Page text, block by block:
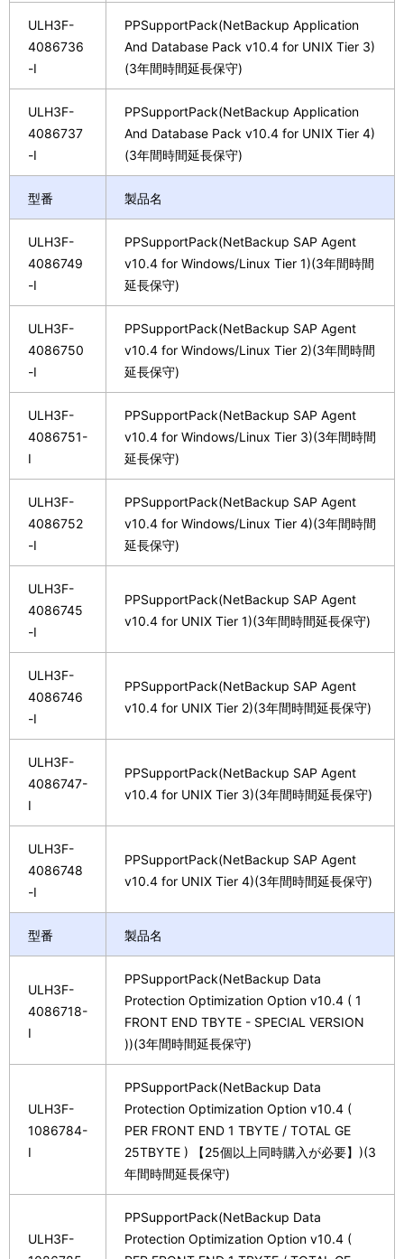
ULH3F-
4086736
-I
PPSupportPack(NetBackup Application
And Database Pack v10.4 for UNIX Tier 3)
(3年間時間延長保守)
ULH3F-
4086737
-I
PPSupportPack(NetBackup Application
And Database Pack v10.4 for UNIX Tier 4)
(3年間時間延長保守)
型番 製品名
ULH3F-
4086749
-I
PPSupportPack(NetBackup SAP Agent
v10.4 for Windows/Linux Tier 1)(3年間時間
延長保守)
ULH3F-
4086750
-I
PPSupportPack(NetBackup SAP Agent
v10.4 for Windows/Linux Tier 2)(3年間時間
延長保守)
ULH3F-
4086751-
I
PPSupportPack(NetBackup SAP Agent
v10.4 for Windows/Linux Tier 3)(3年間時間
延長保守)
ULH3F-
4086752
-I
PPSupportPack(NetBackup SAP Agent
v10.4 for Windows/Linux Tier 4)(3年間時間
延長保守)
ULH3F-
4086745
-I
PPSupportPack(NetBackup SAP Agent
v10.4 for UNIX Tier 1)(3年間時間延長保守)
ULH3F-
4086746
-I
PPSupportPack(NetBackup SAP Agent
v10.4 for UNIX Tier 2)(3年間時間延長保守)
ULH3F-
4086747-
I
PPSupportPack(NetBackup SAP Agent
v10.4 for UNIX Tier 3)(3年間時間延長保守)
ULH3F-
4086748
-I
PPSupportPack(NetBackup SAP Agent
v10.4 for UNIX Tier 4)(3年間時間延長保守)
型番 製品名
ULH3F-
4086718-
I
PPSupportPack(NetBackup Data
Protection Optimization Option v10.4 ( 1
FRONT END TBYTE - SPECIAL VERSION
))(3年間時間延長保守)
ULH3F-
1086784-
I
PPSupportPack(NetBackup Data
Protection Optimization Option v10.4 (
PER FRONT END 1 TBYTE / TOTAL GE
25TBYTE ) 【25個以上同時購入が必要】)(3
年間時間延長保守)
ULH3F-
PPSupportPack(NetBackup Data
Protection Optimization Option v10.4 (